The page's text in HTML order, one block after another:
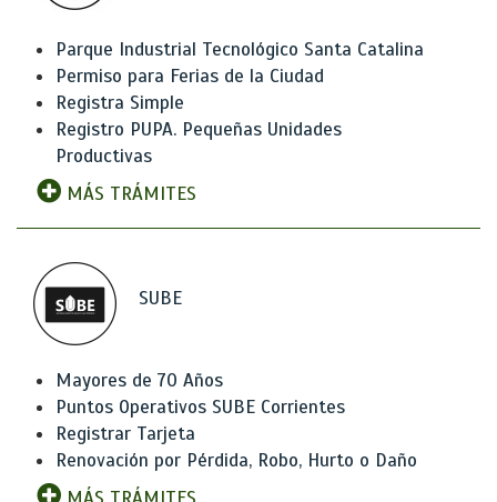
Parque Industrial Tecnológico Santa Catalina
Permiso para Ferias de la Ciudad
Registra Simple
Registro PUPA. Pequeñas Unidades
Productivas
MÁS TRÁMITES
SUBE
Mayores de 70 Años
Puntos Operativos SUBE Corrientes
Registrar Tarjeta
Renovación por Pérdida, Robo, Hurto o Daño